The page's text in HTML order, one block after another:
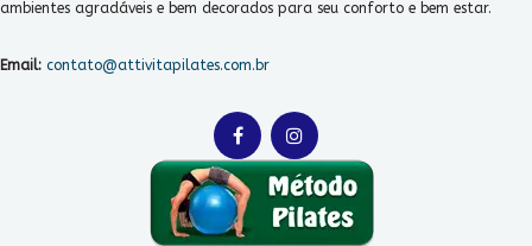
ambientes agradáveis e bem decorados para seu conforto e bem estar.
Email: contato@attivitapilates.com.br